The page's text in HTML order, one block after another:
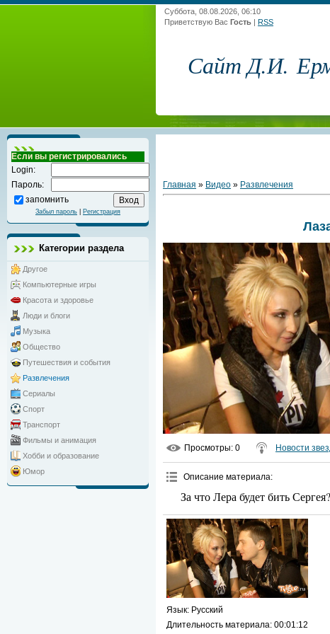
Суббота, 08.08.2026, 06:10
Приветствую Вас Гость | RSS
Сайт Д.И.
Если вы регистрировались
Login:
Пароль:
запомнить
Забыл пароль Регистрация
Категории раздела
Другое
Компьютерные игры
Красота и здоровье
Люди и блоги
Музыка
Общество
Путешествия и события
Развлечения
Сериалы
Спорт
Транспорт
Фильмы и анимация
Хобби и образование
Юмор
Главная » Видео » Развлечения
Просмотры: 0 Новости
Описание материала:
За что Лера будет бить Сергея?
Язык: Русский
Длительность материала: 00:01:12